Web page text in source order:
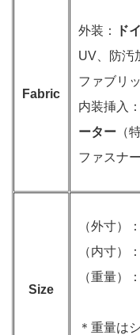
Fabric
外装： ド
UV、防汚
ファブリッ
内装挿入：
ーター （
ファスナー
Size
（外寸）
（内寸）
（重量）
＊重量は